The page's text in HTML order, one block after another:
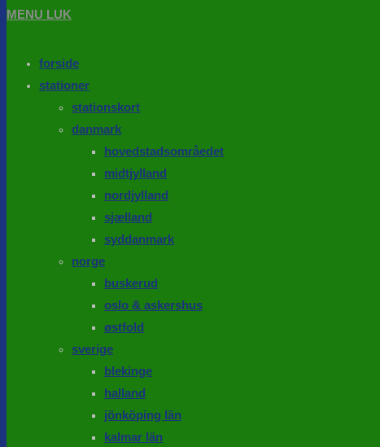
MENU LUK
forside
stationer
stationskort
danmark
hovedstadsområedet
midtjylland
nordjylland
sjælland
syddanmark
norge
buskerud
oslo & askershus
østfold
sverige
blekinge
halland
jönköping län
kalmar län